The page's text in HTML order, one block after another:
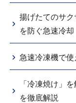
揚げたてのサ
を防ぐ急速冷却
急速冷凍機で
「冷凍焼け」
を徹底解説